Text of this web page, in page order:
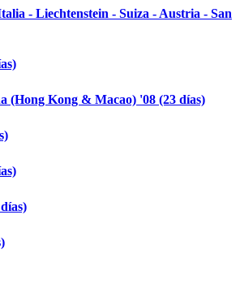
- Liechtenstein - Suiza - Austria - San
(Hong Kong & Macao) '08 (23 días)